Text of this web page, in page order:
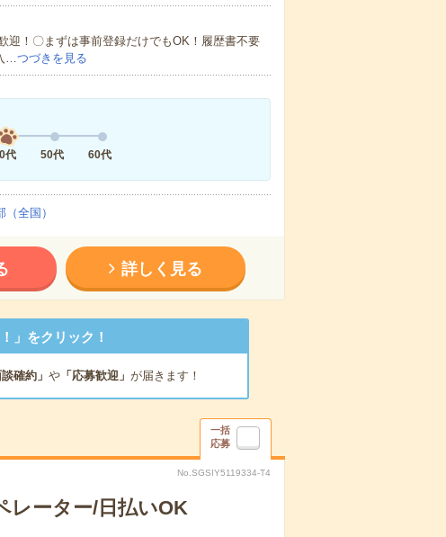
！〇まずは事前登録だけでもOK！履歴書不要
…つづきを見る
代 50代 60代
全国）
詳しく見る
」をクリック！
談確約」 や「応募歓迎」 が届きます！
一括
応募
No.SGSIY5119334-T4
レーター/日払いOK